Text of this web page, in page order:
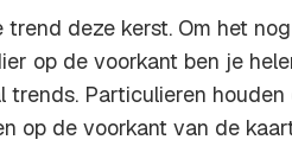
deze kerst. Om het
op de voorkant ben je
trends. Particulieren
op de voorkant van de